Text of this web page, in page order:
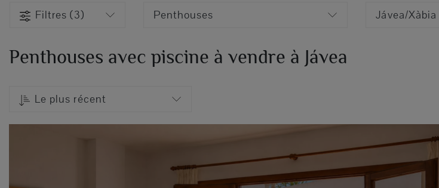
Filtres (3) Penthouses Jávea/Xàbia
Penthouses avec piscine à vendre à Jávea
Le plus récent